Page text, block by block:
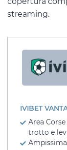
streaming.
IVIBET
Area
trotto e